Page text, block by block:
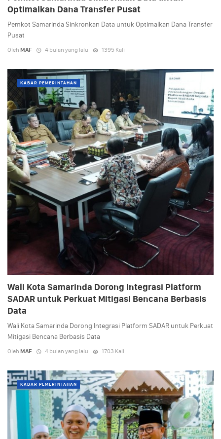
Optimalkan Dana Transfer Pusat
Pemkot Samarinda Sinkronkan Data untuk Optimalkan Dana Transfer
Pusat
Oleh MAF 4 bulan yang lalu 1395 Kali
KABAR PEMERINTAHAN
Wali Kota Samarinda Dorong Integrasi Platform
SADAR untuk Perkuat Mitigasi Bencana Berbasis
Data
Wali Kota Samarinda Dorong Integrasi Platform SADAR untuk Perkuat
Mitigasi Bencana Berbasis Data
Oleh MAF 4 bulan yang lalu 1703 Kali
KABAR PEMERINTAHAN